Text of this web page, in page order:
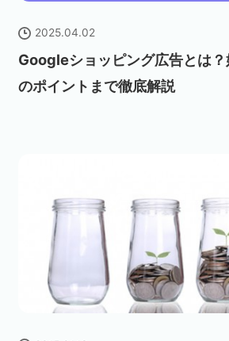
2025.04.02
Googleショッピング広告とは
のポイントまで徹底解説